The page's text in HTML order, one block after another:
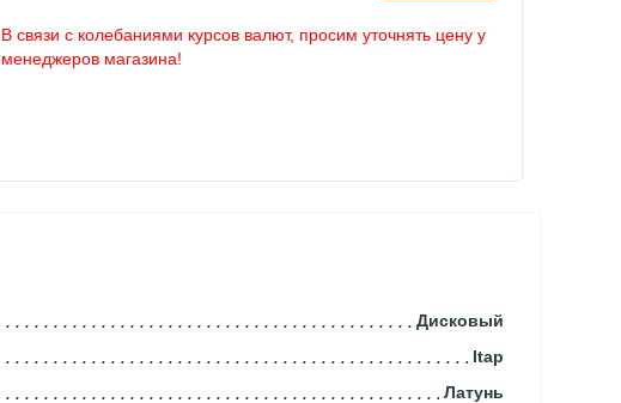
В связи с колебаниями курсов валют, просим уточнять цену у
менеджеров магазина!
Дисковый
Itap
Латунь